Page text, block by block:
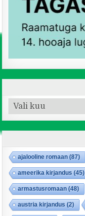
Arhiiv
ajalooline romaan (87)
ameerika kirjandus (45)
armastusromaan (48)
austria kirjandus (2)